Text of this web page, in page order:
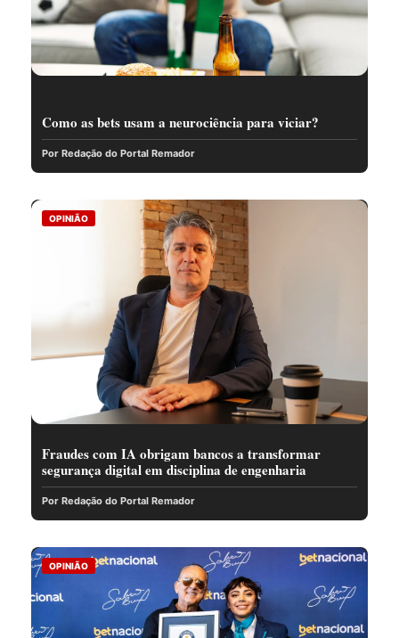
Como as bets usam a neurociência para viciar?
Por Redação do Portal Remador
OPINIÃO
Fraudes com IA obrigam bancos a transformar
segurança digital em disciplina de engenharia
Por Redação do Portal Remador
OPINIÃO